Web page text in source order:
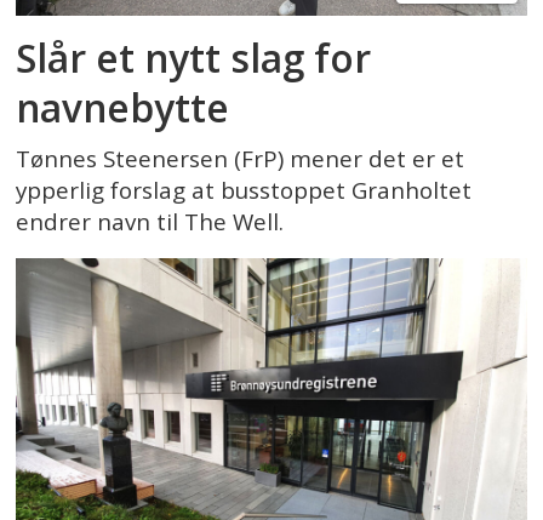
Slår et nytt slag for
navnebytte
Tønnes Steenersen (FrP) mener det er et
ypperlig forslag at busstoppet Granholtet
endrer navn til The Well.